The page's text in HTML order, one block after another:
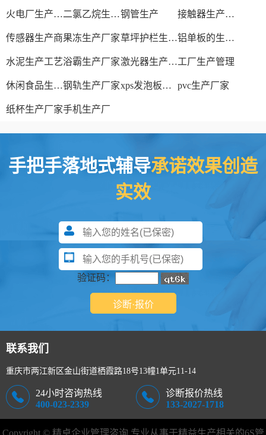
火电厂生产过程 二氯乙烷生产厂家钢管生产 接触器生产厂家
传感器生产商果冻生产厂家 草坪护栏生产厂家 铝单板的生产厂家
水泥生产工艺浴霸生产厂家 激光器生产厂家工厂生产管理
休闲食品生产线钢轨生产厂家 xps发泡板材生产线 pvc生产厂家
纸杯生产厂家手机生产厂
手把手落地式辅导承诺效果创造
实效
验证码：
联系我们
重庆市两江新区金山街道栖霞路18号13幢1单元11-14
24小时咨询热线
400-023-2339
诊断报价热线
133-2027-1718